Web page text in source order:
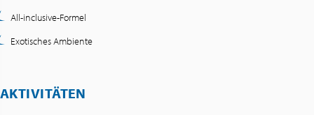
All-inclusive-Formel
Exotisches Ambiente
AKTIVITÄTEN